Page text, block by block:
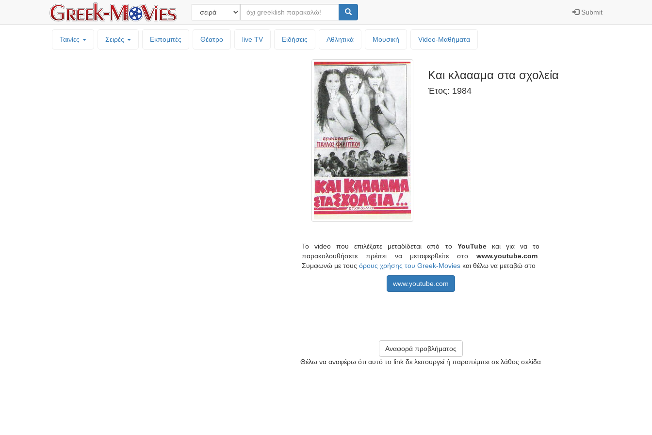
Submit
Ταινίες Σειρές Εκπομπές Θέατρο live TV Ειδήσεις Αθλητικά Μουσική Video-Mαθήματα
Και κλαααμα στα σχολεία
Έτος: 1984
Το video που επιλέξατε μεταδίδεται από το YouTubeκαι για να το
παρακολουθήσετε πρέπει να μεταφερθείτε στο www.youtube.com.
Συμφωνώ με τους όρους χρήσης του Greek-Moviesκαι θέλω να μεταβώ στο
www.youtube.com
Αναφορά προβλήματος
Θέλω να αναφέρω ότι αυτό το link δε λειτουργεί ή παραπέμπει σε λάθος σελίδα